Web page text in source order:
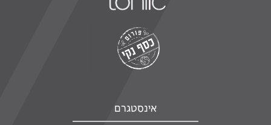
אינסטגרם